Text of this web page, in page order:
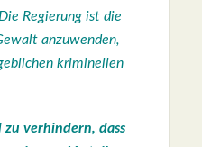
Regie­rung ist die
anzu­wen­den,
kri­mi­nel­len
ver­hin­dern, dass